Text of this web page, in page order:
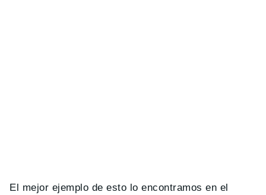
El mejor ejemplo de esto lo encontramos en el